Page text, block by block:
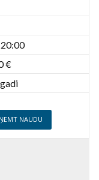
€
NAUDU